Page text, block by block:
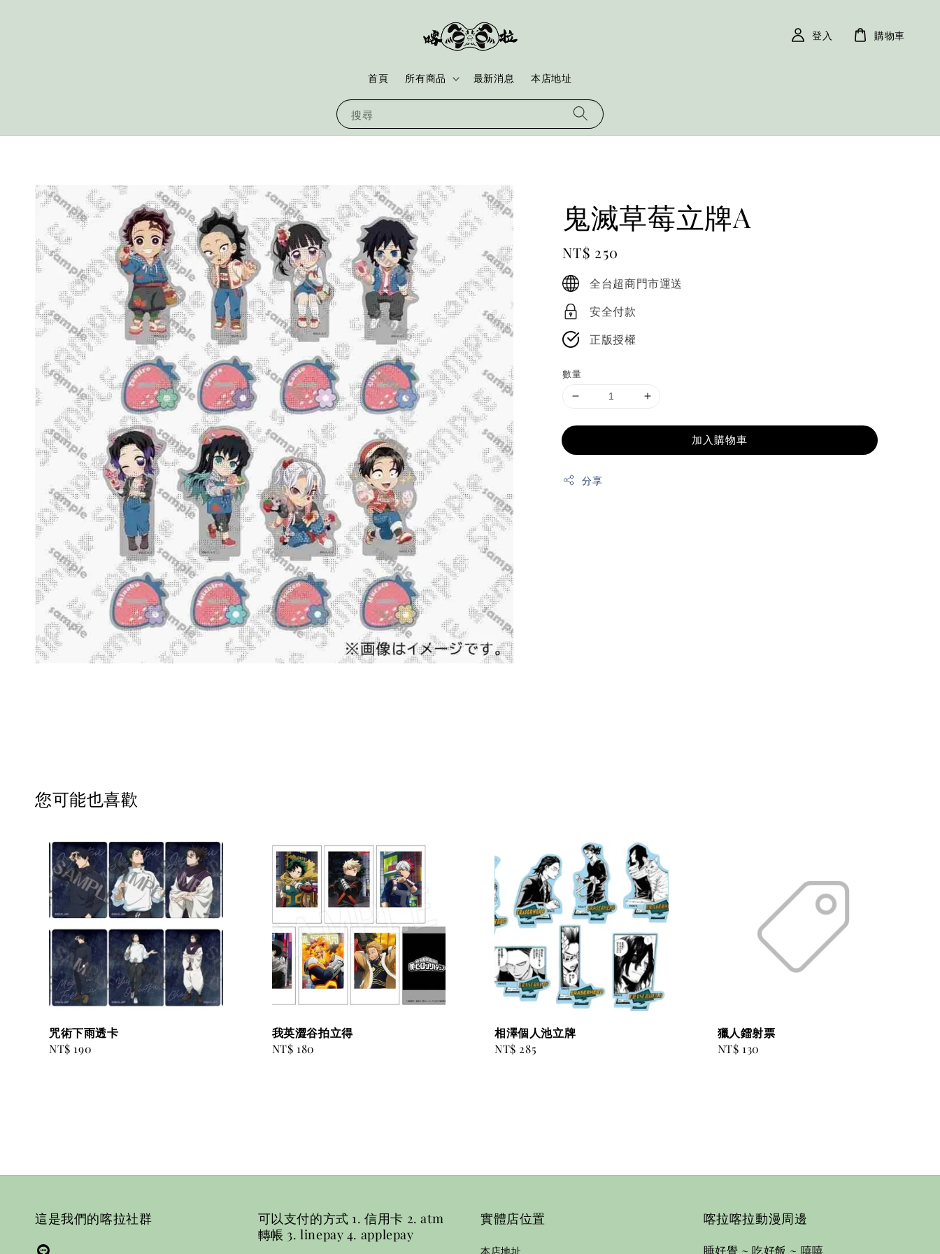
搜尋
首頁 所有商品 最新消息 本店地址
登入 購物車
鬼滅草莓立牌A
Regular
price
NT$ 250
全台超商門市運送
安全付款
正版授權
數量
加入購物車
分享
您可能也喜歡
咒術下雨透卡
Regular
NT$ 190
我英澀谷拍立得
Regular
NT$ 180
相澤個人池立牌
Regular
NT$ 285
獵人鐳射票
Regular
NT$ 130
這是我們的喀拉社群
可以支付的方式 1. 信用卡 2. atm
轉帳 3. linepay 4. applepay
實體店位置
本店地址
喀拉喀拉動漫周邊
睡好覺 ~ 吃好飯 ~ 嘻嘻